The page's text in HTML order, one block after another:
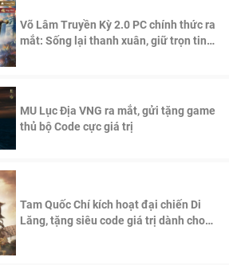
Võ Lâm Truyền Kỳ 2.0 PC chính thức ra
mắt: Sống lại thanh xuân, giữ trọn tinh
MU Lục Địa VNG ra mắt, gửi tặng game
thủ bộ Code cực giá trị
Tam Quốc Chí kích hoạt đại chiến Di
Lăng, tặng siêu code giá trị dành cho